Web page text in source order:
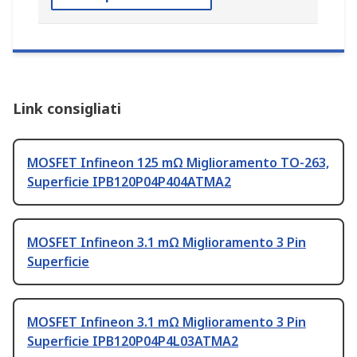
Link consigliati
MOSFET Infineon 125 mΩ Miglioramento TO-263,
Superficie IPB120P04P404ATMA2
MOSFET Infineon 3.1 mΩ Miglioramento 3 Pin
Superficie
MOSFET Infineon 3.1 mΩ Miglioramento 3 Pin
Superficie IPB120P04P4L03ATMA2